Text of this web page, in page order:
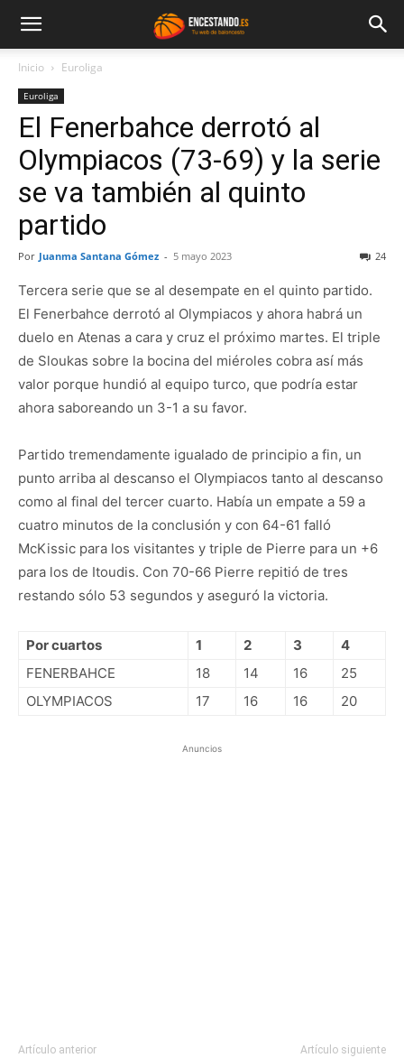
Inicio Euroliga
Euroliga
El Fenerbahce derrotó al
Olympiacos (73-69) y la serie
se va también al quinto
partido
Por Juanma Santana Gómez - 5 mayo 2023 24
Tercera serie que se al desempate en el quinto partido.
El Fenerbahce derrotó al Olympiacos y ahora habrá un
duelo en Atenas a cara y cruz el próximo martes. El triple
de Sloukas sobre la bocina del miéroles cobra así más
valor porque hundió al equipo turco, que podría estar
ahora saboreando un 3-1 a su favor.
Partido tremendamente igualado de principio a fin, un
punto arriba al descanso el Olympiacos tanto al descanso
como al final del tercer cuarto. Había un empate a 59 a
cuatro minutos de la conclusión y con 64-61 falló
McKissic para los visitantes y triple de Pierre para un +6
para los de Itoudis. Con 70-66 Pierre repitió de tres
restando sólo 53 segundos y aseguró la victoria.
Por cuartos 1 2 3
4
FENERBAHCE
18 14 16
25
OLYMPIACOS
17 16 16 20
Anuncios
Artículo anterior Artículo siguiente